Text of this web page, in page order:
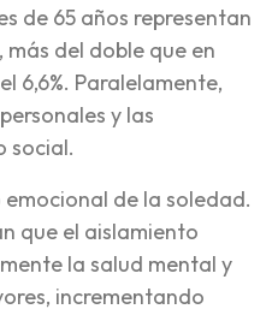
de 65 años representan
más del doble que en
6,6%. Paralelamente,
y las
social.
de la soledad.
que el aislamiento
la salud mental y
incrementando